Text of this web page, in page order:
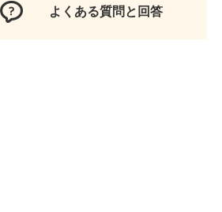
よくある質問と回答